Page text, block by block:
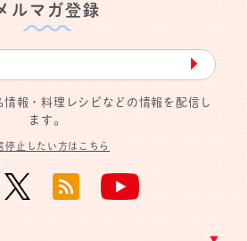
ルマガ登録
▶︎
報・料理レシピなどの情報を配信し
ます。
停止したい方はこちら